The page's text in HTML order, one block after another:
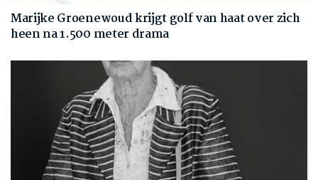
Marijke Groenewoud krijgt golf van haat over zich
heen na 1.500 meter drama